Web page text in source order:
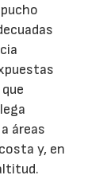
áreas
y, en